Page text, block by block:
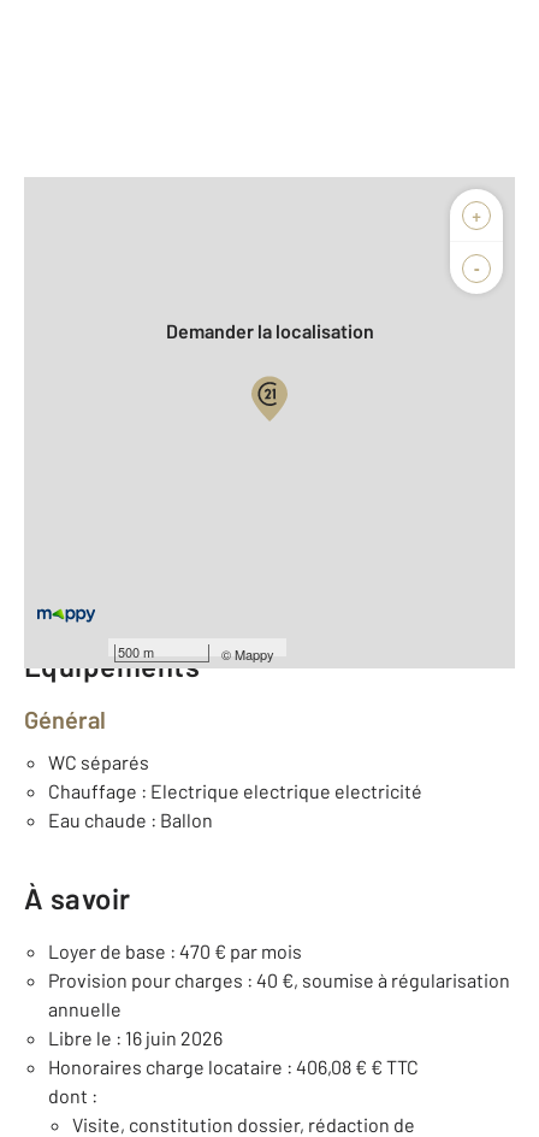
+
-
500 m ©Mappy
Demander la localisation
Équipements
Général
WC séparés
Chauffage : Electrique electrique electricité
Eau chaude : Ballon
À savoir
Loyer de base : 470 € par mois
Provision pour charges : 40 €, soumise à régularisation
annuelle
Libre le : 16 juin 2026
Honoraires charge locataire : 406,08 € € TTC
dont :
Visite, constitution dossier, rédaction de